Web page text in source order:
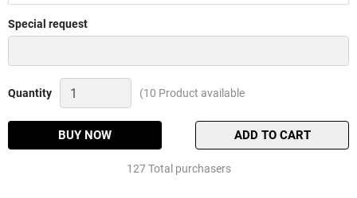
Special request
Quantity
Giỏ
đựng
lớn,
(10 Product available
BUY NOW ADD TO CART
127 Total purchasers